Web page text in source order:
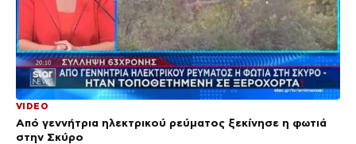
VIDEO
Από γεννήτρια ηλεκτρικού ρεύματος ξεκίνησε η φωτιά
στην Σκύρο